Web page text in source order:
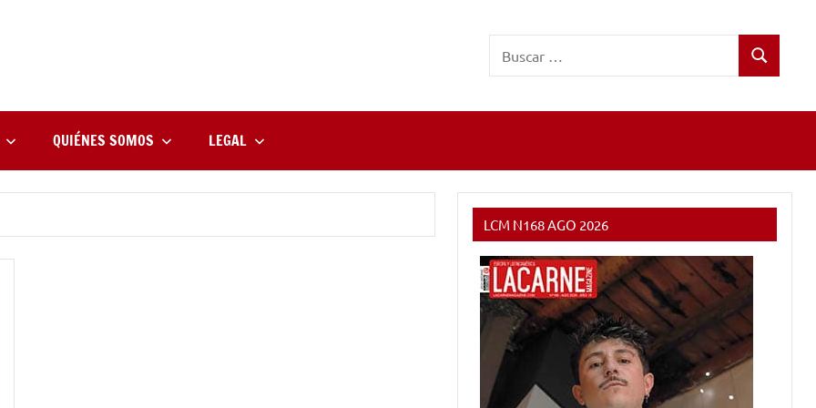
Buscar
QUIÉNES SOMOS LEGAL
LCM N168 AGO 2026